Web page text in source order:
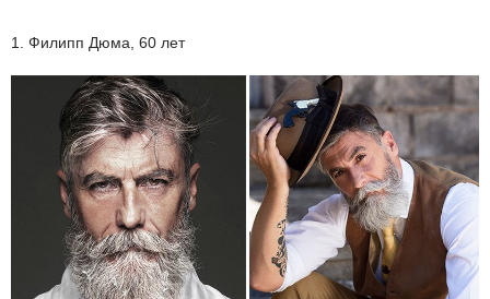
1. Филипп Дюма, 60 лет